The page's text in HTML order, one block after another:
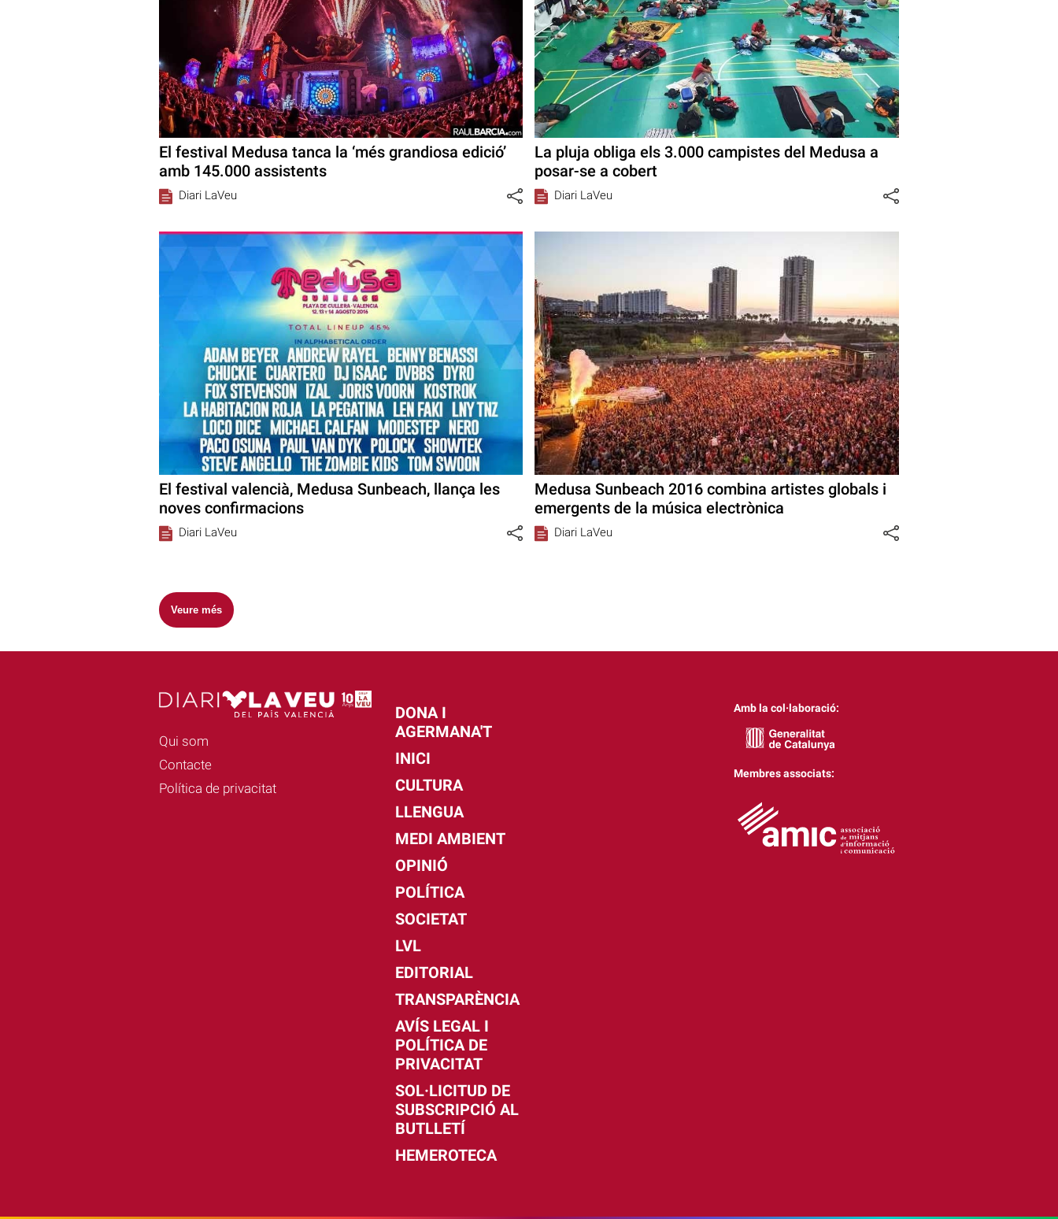
El festival Medusa tanca la ‘més grandiosa edició’
amb 145.000 assistents
Diari LaVeu
La pluja obliga els 3.000 campistes del Medusa a
posar-se a cobert
Diari LaVeu
El festival valencià, Medusa Sunbeach, llança les
noves confirmacions
Diari LaVeu
Medusa Sunbeach 2016 combina artistes globals i
emergents de la música electrònica
Diari LaVeu
Veure més
Qui som
Contacte
Política de privacitat
DONA I
AGERMANA'T
INICI
CULTURA
LLENGUA
MEDI AMBIENT
OPINIÓ
POLÍTICA
SOCIETAT
LVL
EDITORIAL
TRANSPARÈNCIA
AVÍS LEGAL I
POLÍTICA DE
PRIVACITAT
SOL·LICITUD DE
SUBSCRIPCIÓ AL
BUTLLETÍ
HEMEROTECA
Amb la col·laboració:
Membres associats: